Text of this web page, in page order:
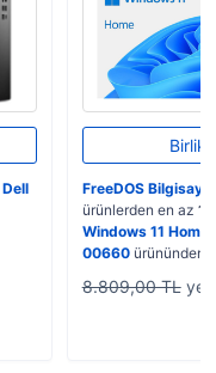
Dell
FreeDOS Bilgisayar
ürünlerden en az 1
Windows 11
00660ürününden
8.809,00 TL